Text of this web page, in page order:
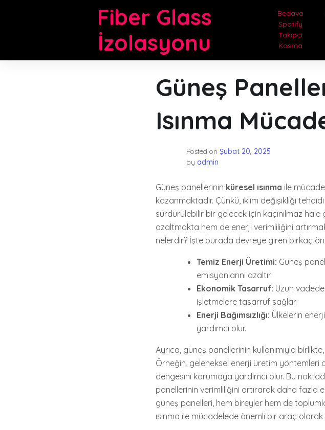
Fiber Glass
İzolasyonu
Bedava
Spotify
Takipçi
Kasma
Güneş
Isınma
Posted on Şubat 20, 2025
by admin
Güneş panellerinin küresel ısınma ile
kazanmaktadır. Çünkü, iklim değişikliği tehdidi
sürdürülebilir bir gelecek için kaçınılmaz
azaltmakta hem de enerji verimliliğini
nelerdir? İşte burada devreye giren birkaç
Temiz Enerji Üretimi: Güneş
emisyonlarını azaltır.
Ekonomik Tasarruf: Uzun
işletmelere tasarruf sağlar.
Enerji Bağımsızlığı: Ülkelerin
yardımcı olur.
Ayrıca, güneş panellerinin kullanımıyla birlikte,
Örneğin, geleneksel enerji üretim
dengesini korumaya yardımcı olur. Bu
panellerinin verimliliğini artırarak daha fazla
güneş panelleri, hem bireyler hem de
ısınma ile mücadelede önemli bir araç olarak